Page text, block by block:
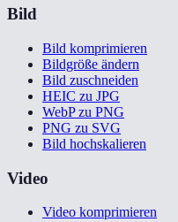
Bild
Bild komprimieren
Bildgröße ändern
Bild zuschneiden
HEIC zu JPG
WebP zu PNG
PNG zu SVG
Bild hochskalieren
Video
Video komprimieren